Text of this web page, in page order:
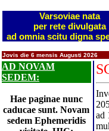
Varsoviae nata
per rete divulgata
ad omnia scitu digna
Jovis die 6 mensis Augusti 2026
AD NOVAM
SEDEM:
Hae paginae nunc
caducae sunt. Novam
sedem Ephemeridis
ad